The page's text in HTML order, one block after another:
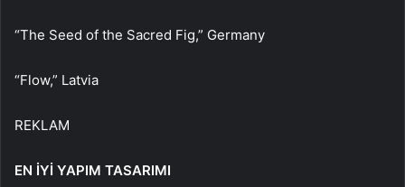
“The Seed of the Sacred Fig,” Germany
“Flow,” Latvia
REKLAM
EN İYİ YAPIM TASARIMI